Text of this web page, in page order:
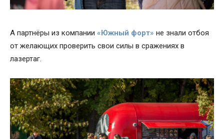
А партнёры из компании «Южный форт» не знали отбоя
от желающих проверить свои силы в сражениях в
лазертаг.